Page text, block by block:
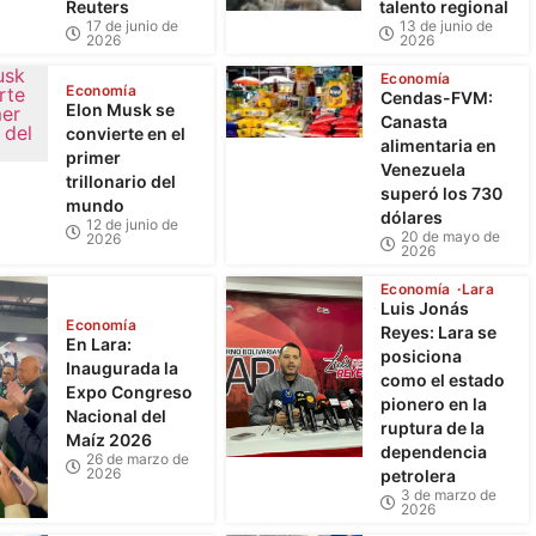
Reuters
17 de junio de
2026
talento regional
13 de junio de
2026
Economía
Elon Musk se
convierte en el
primer
trillonario del
mundo
12 de junio de
2026
Economía
Cendas-FVM:
Canasta
alimentaria en
Venezuela
superó los 730
dólares
20 de mayo de
2026
Economía
En Lara:
Inaugurada la
Expo Congreso
Nacional del
Maíz 2026
26 de marzo de
2026
Economía Lara
Luis Jonás
Reyes: Lara se
posiciona
como el estado
pionero en la
ruptura de la
dependencia
petrolera
3 de marzo de
2026